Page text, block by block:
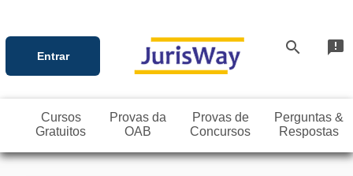
Entrar search announcement
Cursos
Gratuitos
Provas da
OAB
Provas de
Concursos
Perguntas &
Respostas